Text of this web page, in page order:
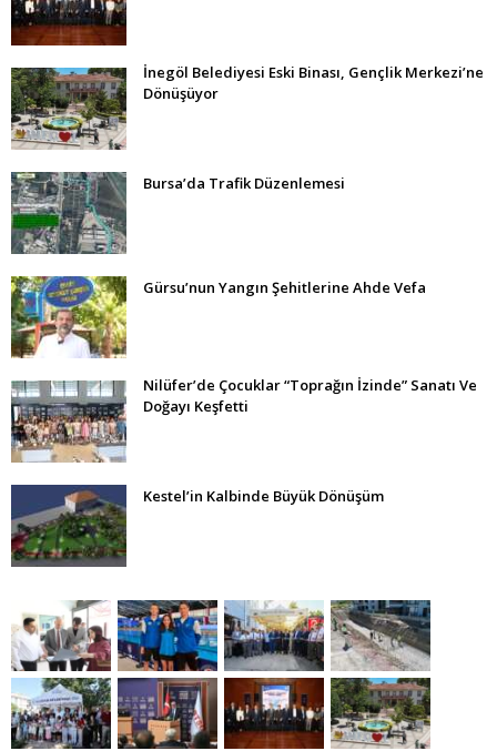
İnegöl Belediyesi Eski Binası, Gençlik Merkezi’ne
Dönüşüyor
Bursa’da Trafik Düzenlemesi
Gürsu’nun Yangın Şehitlerine Ahde Vefa
Nilüfer’de Çocuklar “Toprağın İzinde” Sanatı Ve
Doğayı Keşfetti
Kestel’in Kalbinde Büyük Dönüşüm